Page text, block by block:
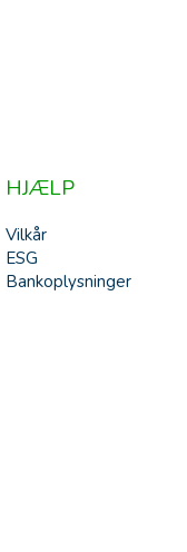
Vilkår
ESG
Bankoplysninger
HJÆLP